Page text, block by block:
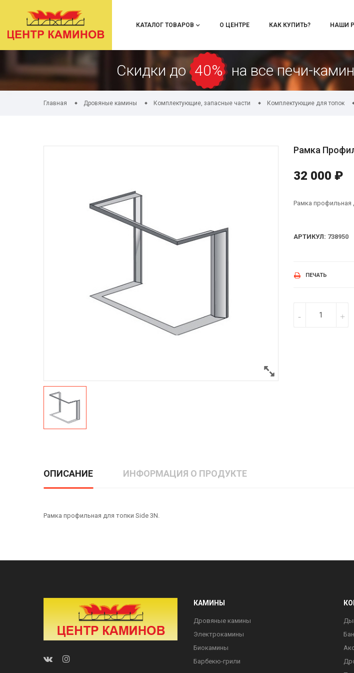
КАТАЛОГ ТОВАРОВ О ЦЕНТРЕ КАК КУПИТЬ? НАШИ
Скидки до 40% на все печи-
Главная Дровяные камины Комплектующие, запасные части Комплектующие для топок
Рамка
32 000 ₽
Рамка профильная
АРТИКУЛ: 738950
ПЕЧАТЬ
ОПИСАНИЕ ИНФОРМАЦИЯ О ПРОДУКТЕ
Рамка профильная для топки Side 3N.
КАМИНЫ
Дровяные камины
Электрокамины
Биокамины
Барбекю-грили